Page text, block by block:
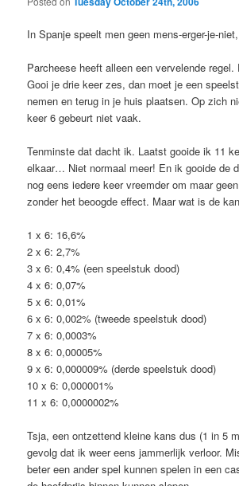
In Spanje speelt men geen mens-erger-je-
Parcheese heeft alleen een vervelende regel.
Gooi je drie keer zes, dan moet je een
nemen en terug in je huis plaatsen. Op zich
keer 6 gebeurt niet vaak.
Tenminste dat dacht ik. Laatst gooide ik 11
elkaar… Niet normaal meer! En ik gooide de
nog eens iedere keer vreemder om maar
zonder het beoogde effect. Maar wat is de
1 x 6: 16,6%
2 x 6: 2,7%
3 x 6: 0,4% (een speelstuk dood)
4 x 6: 0,07%
5 x 6: 0,01%
6 x 6: 0,002% (tweede speelstuk dood)
7 x 6: 0,0003%
8 x 6: 0,00005%
9 x 6: 0,000009% (derde speelstuk dood)
10 x 6: 0,000001%
11 x 6: 0,0000002%
Tsja, een ontzettend kleine kans dus (1 in 5
gevolg dat ik weer eens jammerlijk verloor.
beter een ander spel kunnen spelen in een